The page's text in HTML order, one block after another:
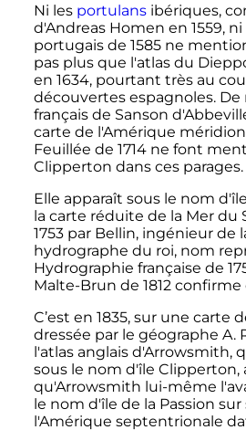
Ni les portulansibériques,
d'Andreas Homen en 1559,
portugais de 1585 ne
pas plus que l'atlas du
en 1634, pourtant très au
découvertes espagnoles. De
français de Sanson
carte de l'Amérique
Feuillée de 1714 ne font
Clipperton dans ces parages.
Elle apparaît sous le nom
la carte réduite de la Mer du
1753 par Bellin, ingénieur de
hydrographe du roi, nom
Hydrographie française de
Malte-Brun de 1812
C’est en 1835, sur une carte
dressée par le géographe A.
l'atlas anglais d'Arrowsmith,
sous le nom d'île Clipperton,
qu'Arrowsmith lui-même
le nom d'île de la Passion sur
l'Amérique septentrionale